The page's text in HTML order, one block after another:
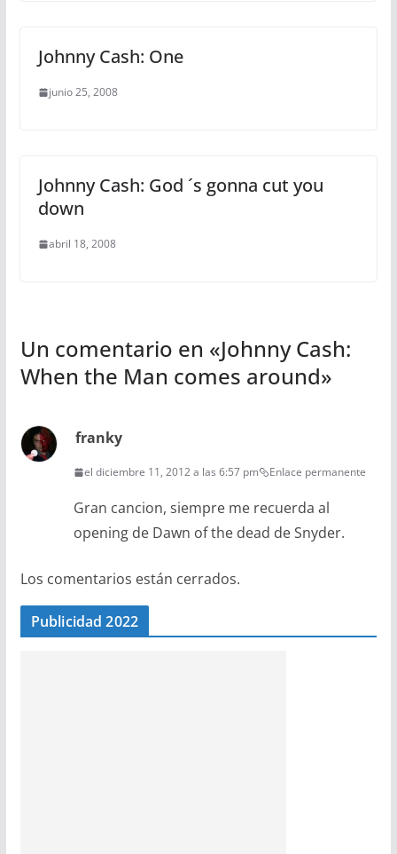
Johnny Cash: One
junio 25, 2008
Johnny Cash: God ´s gonna cut you
down
abril 18, 2008
Un comentario en «Johnny Cash:
When the Man comes around»
franky
el diciembre 11, 2012 a las 6:57 pm Enlace permanente
Gran cancion, siempre me recuerda al
opening de Dawn of the dead de Snyder.
Los comentarios están cerrados.
Publicidad 2022